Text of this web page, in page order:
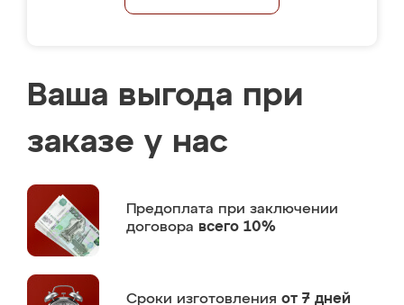
Ваша выгода при
заказе у нас
Предоплата при заключении
договора всего 10%
Сроки изготовления от 7 дней